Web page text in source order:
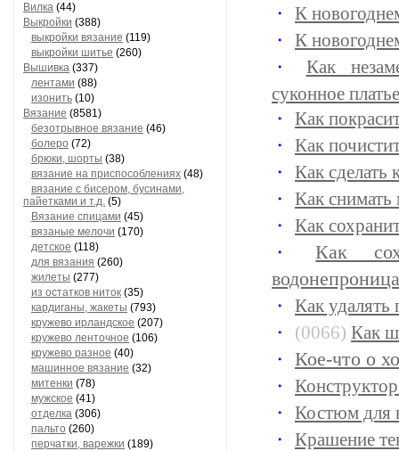
Вилка (44)
Выкройки (388)
выкройки вязание (119)
выкройки шитье (260)
Вышивка (337)
лентами (88)
изонить (10)
Вязание (8581)
безотрывное вязание (46)
болеро (72)
брюки, шорты (38)
вязание на приспособлениях (48)
вязание с бисером, бусинами,
пайетками и т.д. (5)
Вязание спицами (45)
вязаные мелочи (170)
детское (118)
для вязания (260)
жилеты (277)
из остатков ниток (35)
кардиганы, жакеты (793)
кружево ирландское (207)
кружево ленточное (106)
кружево разное (40)
машинное вязание (32)
митенки (78)
мужское (41)
отделка (306)
пальто (260)
перчатки, варежки (189)
К
К
Как
суконное платье
Как
Как
Как сделать
Как снимать
Как
Как
Как удалять
(0066) Как
Кое-что о
Костюм
Крашение